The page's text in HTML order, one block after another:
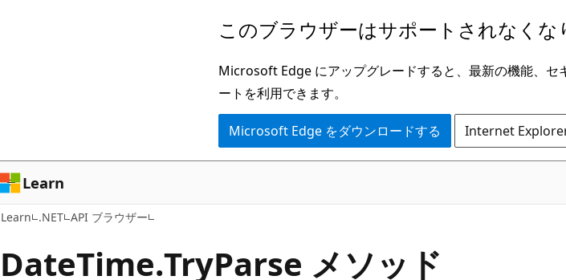
ン
ツ
に
ス
ッ
ゲ
ー
シ
ョ
に
このブラウザーはサポートされなくな
Microsoft Edge にアップグレードすると、最新の機能、セ
ートを利用できます。
Microsoft Edge をダウンロードする Internet
Learn
Learn .NET API ブラウザー
DateTime.TryParse メソッド